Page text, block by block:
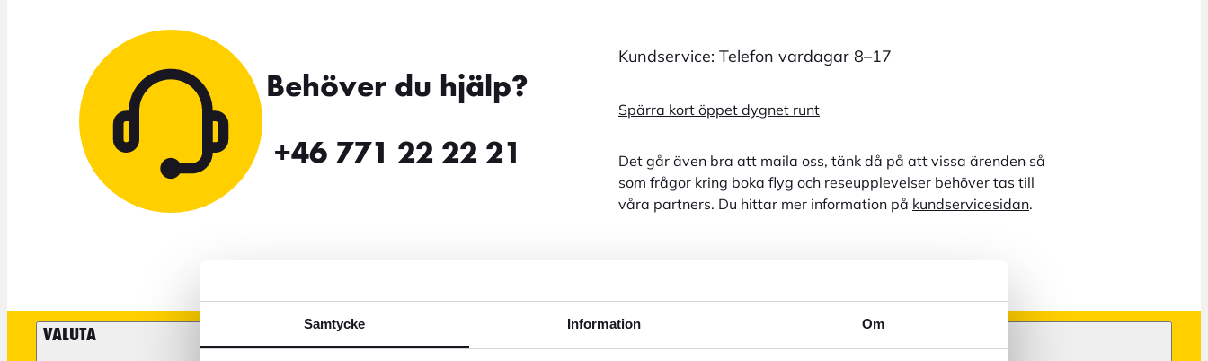
Samtycke Information Om
Behöver du hjälp?
+46 771 22 22 21
Kundservice: Telefon vardagar 8–17
Spärra kort öppet dygnet runt
Det går även bra att maila oss, tänk då på att vissa ärenden så
som frågor kring boka flyg och reseupplevelser behöver tas till
våra partners. Du hittar mer information på kundservicesidan.
VALUTA FOREX KREDITKORT RESA